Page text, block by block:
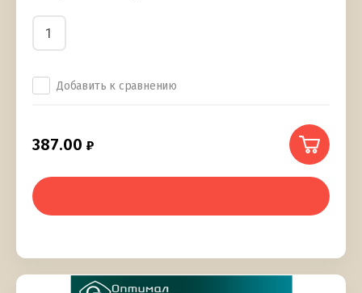
Добавить к сравнению
387.00